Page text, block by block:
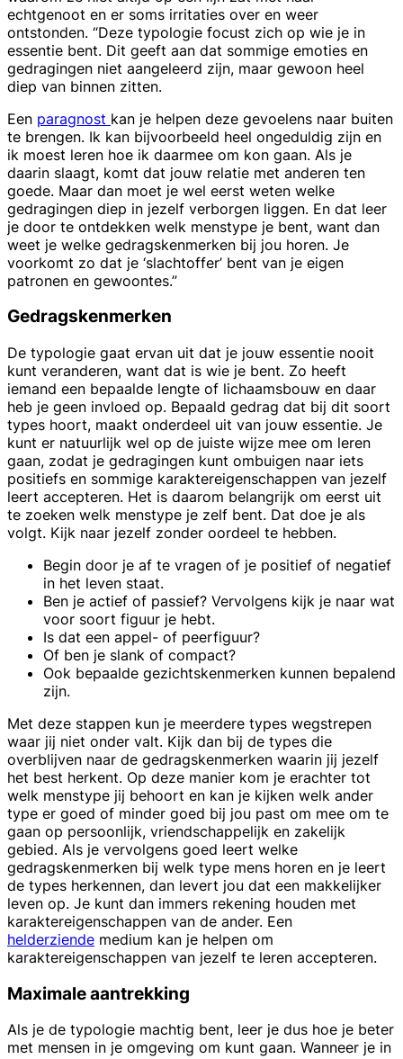
echtgenoot en er soms irritaties over en weer
ontstonden. “Deze typologie focust zich op wie je in
essentie bent. Dit geeft aan dat sommige emoties en
gedragingen niet aangeleerd zijn, maar gewoon heel
diep van binnen zitten.
Een paragnost kan je helpen deze gevoelens naar buiten
te brengen. Ik kan bijvoorbeeld heel ongeduldig zijn en
ik moest leren hoe ik daarmee om kon gaan. Als je
daarin slaagt, komt dat jouw relatie met anderen ten
goede. Maar dan moet je wel eerst weten welke
gedragingen diep in jezelf verborgen liggen. En dat leer
je door te ontdekken welk menstype je bent, want dan
weet je welke gedragskenmerken bij jou horen. Je
voorkomt zo dat je ‘slachtoffer’ bent van je eigen
patronen en gewoontes.”
Gedragskenmerken
De typologie gaat ervan uit dat je jouw essentie nooit
kunt veranderen, want dat is wie je bent. Zo heeft
iemand een bepaalde lengte of lichaamsbouw en daar
heb je geen invloed op. Bepaald gedrag dat bij dit soort
types hoort, maakt onderdeel uit van jouw essentie. Je
kunt er natuurlijk wel op de juiste wijze mee om leren
gaan, zodat je gedragingen kunt ombuigen naar iets
positiefs en sommige karaktereigenschappen van jezelf
leert accepteren. Het is daarom belangrijk om eerst uit
te zoeken welk menstype je zelf bent. Dat doe je als
volgt. Kijk naar jezelf zonder oordeel te hebben.
Begin door je af te vragen of je positief of negatief
in het leven staat.
Ben je actief of passief? Vervolgens kijk je naar wat
voor soort figuur je hebt.
Is dat een appel- of peerfiguur?
Of ben je slank of compact?
Ook bepaalde gezichtskenmerken kunnen bepalend
zijn.
Met deze stappen kun je meerdere types wegstrepen
waar jij niet onder valt. Kijk dan bij de types die
overblijven naar de gedragskenmerken waarin jij jezelf
het best herkent. Op deze manier kom je erachter tot
welk menstype jij behoort en kan je kijken welk ander
type er goed of minder goed bij jou past om mee om te
gaan op persoonlijk, vriendschappelijk en zakelijk
gebied. Als je vervolgens goed leert welke
gedragskenmerken bij welk type mens horen en je leert
de types herkennen, dan levert jou dat een makkelijker
leven op. Je kunt dan immers rekening houden met
karaktereigenschappen van de ander. Een
helderziende medium kan je helpen om
karaktereigenschappen van jezelf te leren accepteren.
Maximale aantrekking
Als je de typologie machtig bent, leer je dus hoe je beter
met mensen in je omgeving om kunt gaan. Wanneer je in